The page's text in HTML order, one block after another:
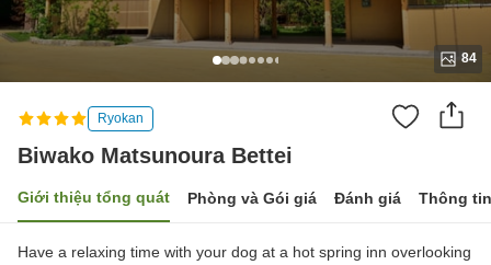
84
Ryokan
Biwako Matsunoura Bettei
Giới thiệu tổng quát Phòng và Gói giá Đánh giá Thông
Have a relaxing time with your dog at a hot spring inn overlooking